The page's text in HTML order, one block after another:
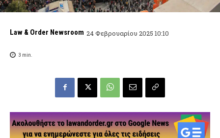
Law & Order Newsroom 24 Φεβρουαρίου 2025 10:10
3 min.